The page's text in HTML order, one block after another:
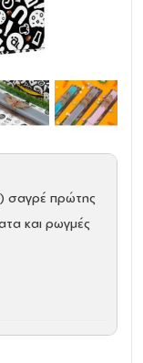
σαγρέ πρώτης
και ρωγμές